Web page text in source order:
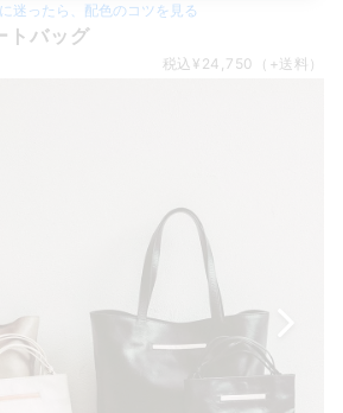
トバッグ
税込 ¥24,750 （+送料）
迷ったら、配色のコツを見る